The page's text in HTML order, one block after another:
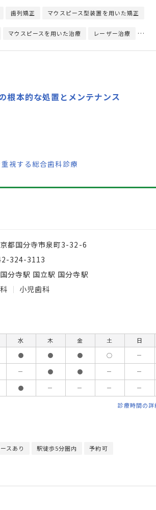
歯列矯正 マウスピース型装置を用いた矯正
マウスピースを用いた治療 レーザー治療 レン
根本的な処置とメンテナンス
視する総合歯科診療
都国分寺市泉町3-32-6
324-3113
分寺駅 国立駅 国分寺駅
小児歯科
水 木 金 土 日
● ● ● ○ －
－ ● ● － －
● － － － －
診療時間の詳
スあり 駅徒歩5分圏内 予約可